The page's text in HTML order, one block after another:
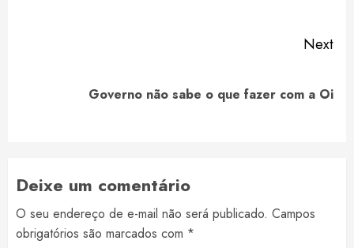
Next
Governo não sabe o que fazer com a Oi
Deixe um comentário
O seu endereço de e-mail não será publicado. Campos
obrigatórios são marcados com *